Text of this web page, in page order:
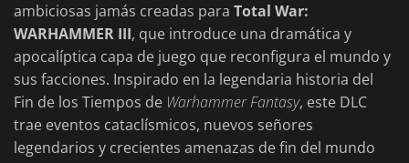
ambiciosas jamás creadas para Total War:
WARHAMMER III, que introduce una dramática y
apocalíptica capa de juego que reconfigura el mundo y
sus facciones. Inspirado en la legendaria historia del
Fin de los Tiempos de Warhammer Fantasy, este DLC
trae eventos cataclísmicos, nuevos señores
legendarios y crecientes amenazas de fin del mundo